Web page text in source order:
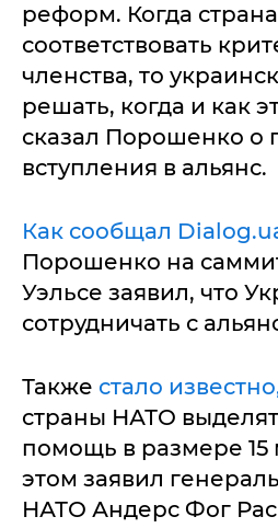
реформ. Когда
соответствовать
членства, то
решать, когда и как
сказал Порошенко о
вступления в альянс.
Как сообщал
Порошенко на
Уэльсе заявил, что
сотрудничать с
Также стало
страны НАТО
помощь в размере
этом заявил
НАТО Андерс Фог